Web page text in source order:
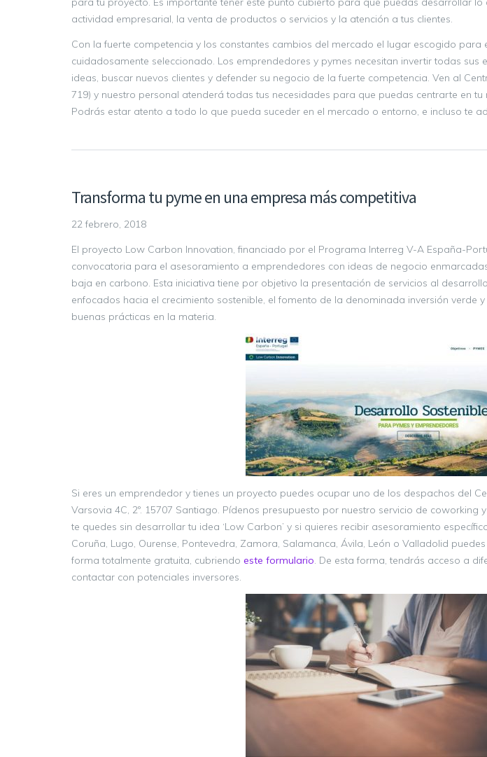
actividad empresarial, la venta de productos o servicios y la atención a tus clientes.
Con la fuerte competencia y los constantes cambios del mercado el lugar escogido
cuidadosamente seleccionado. Los emprendedores y pymes necesitan invertir todas sus
ideas, buscar nuevos clientes y defender su negocio de la fuerte competencia. Ven al
719) y nuestro personal atenderá todas tus necesidades para que puedas centrarte en
Podrás estar atento a todo lo que pueda suceder en el mercado o entorno, e incluso te
Transforma tu pyme en una empresa más competitiva
22 febrero, 2018
El proyecto Low Carbon Innovation, financiado por el Programa Interreg V-A España-
convocatoria para el asesoramiento a emprendedores con ideas de negocio
baja en carbono. Esta iniciativa tiene por objetivo la presentación de servicios al
enfocados hacia el crecimiento sostenible, el fomento de la denominada inversión verde
buenas prácticas en la materia.
Si eres un emprendedor y tienes un proyecto puedes ocupar uno de los despachos del
Varsovia 4C, 2º. 15707 Santiago. Pídenos presupuesto por nuestro servicio de coworking
te quedes sin desarrollar tu idea ‘Low Carbon’ y si quieres recibir asesoramiento
Coruña, Lugo, Ourense, Pontevedra, Zamora, Salamanca, Ávila, León o Valladolid
forma totalmente gratuita, cubriendo este formulario. De esta forma, tendrás acceso a
contactar con potenciales inversores.